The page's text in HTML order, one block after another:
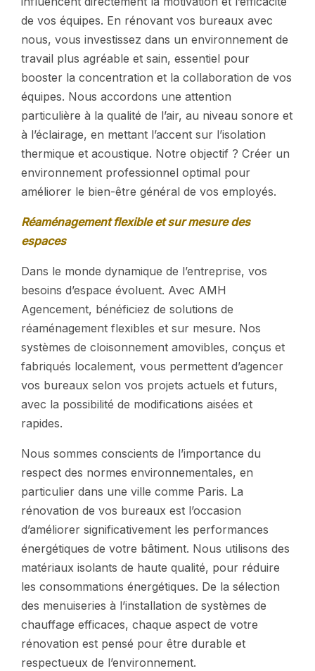
de vos équipes. En rénovant vos bureaux avec
nous, vous investissez dans un environnement de
travail plus agréable et sain, essentiel pour
booster la concentration et la collaboration de vos
équipes. Nous accordons une attention
particulière à la qualité de l’air, au niveau sonore et
à l’éclairage, en mettant l’accent sur l’isolation
thermique et acoustique. Notre objectif ? Créer un
environnement professionnel optimal pour
améliorer le bien-être général de vos employés.
Réaménagement flexible et sur mesure des
espaces
Dans le monde dynamique de l’entreprise, vos
besoins d’espace évoluent. Avec AMH
Agencement, bénéficiez de solutions de
réaménagement flexibles et sur mesure. Nos
systèmes de cloisonnement amovibles, conçus et
fabriqués localement, vous permettent d’agencer
vos bureaux selon vos projets actuels et futurs,
avec la possibilité de modifications aisées et
rapides.
Nous sommes conscients de l’importance du
respect des normes environnementales, en
particulier dans une ville comme Paris. La
rénovation de vos bureaux est l’occasion
d’améliorer significativement les performances
énergétiques de votre bâtiment. Nous utilisons des
matériaux isolants de haute qualité, pour réduire
les consommations énergétiques. De la sélection
des menuiseries à l’installation de systèmes de
chauffage efficaces, chaque aspect de votre
rénovation est pensé pour être durable et
respectueux de l’environnement.